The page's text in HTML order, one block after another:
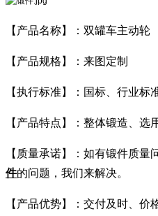
【产品名称】：双罐车主动轮
【产品规格】：来图定制
【执行标准】：国标、行业标
【产品特点】：整体锻造、选
【质量承诺】：如有锻件质量
件的问题，我们来解决。
【产品优势】：交付及时、价